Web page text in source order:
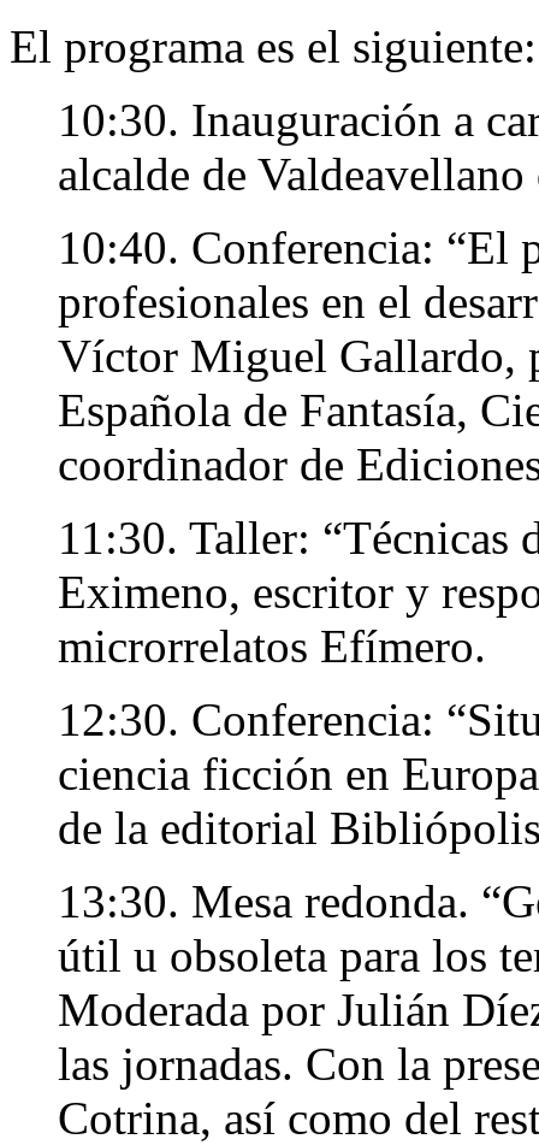
El programa es el siguiente:
10:30. Inauguración a
alcalde de Valdeavellano
10:40. Conferencia: “El
profesionales en el
Víctor Miguel Gallardo,
Española de Fantasía,
coordinador de
11:30. Taller: “Técnicas
Eximeno, escritor y
microrrelatos Efímero.
12:30. Conferencia:
ciencia ficción en
de la editorial
13:30. Mesa redonda.
útil u obsoleta para los
Moderada por Julián
las jornadas. Con la
Cotrina, así como del